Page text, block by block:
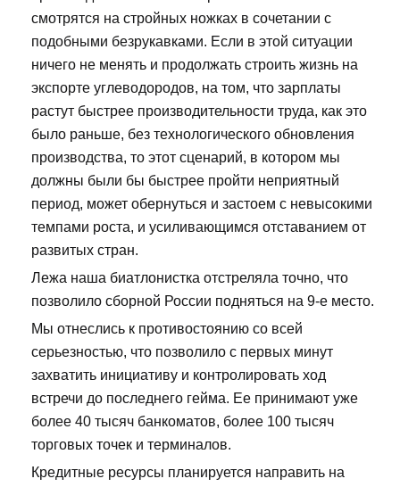
смотрятся на стройных ножках в сочетании с
подобными безрукавками. Если в этой ситуации
ничего не менять и продолжать строить жизнь на
экспорте углеводородов, на том, что зарплаты
растут быстрее производительности труда, как это
было раньше, без технологического обновления
производства, то этот сценарий, в котором мы
должны были бы быстрее пройти неприятный
период, может обернуться и застоем с невысокими
темпами роста, и усиливающимся отставанием от
развитых стран.
Лежа наша биатлонистка отстреляла точно, что
позволило сборной России подняться на 9-е место.
Мы отнеслись к противостоянию со всей
серьезностью, что позволило с первых минут
захватить инициативу и контролировать ход
встречи до последнего гейма. Ее принимают уже
более 40 тысяч банкоматов, более 100 тысяч
торговых точек и терминалов.
Кредитные ресурсы планируется направить на